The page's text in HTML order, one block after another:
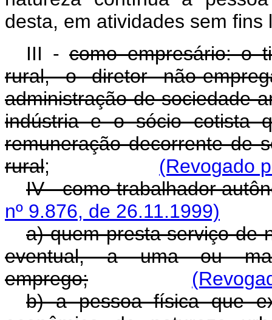
desta, em atividades sem fins
III - como empresário: o
rural, o diretor não-
administração de sociedade
indústria e o sócio cotista
remuneração decorrente de
rural; (Revogado
IV - como trabalhador
nº 9.876, de 26.11.1999)
a) quem presta serviço de
eventual, a uma ou
emprego;
b) a pessoa física que